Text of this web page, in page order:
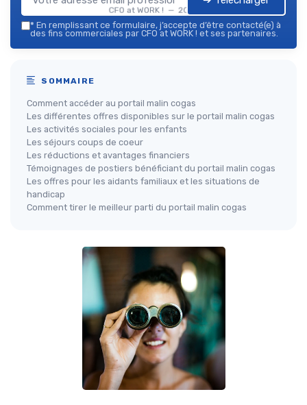
CFO at WORK ! — 2026
* En remplissant ce formulaire, j’accepte d’être contacté(e) à
des fins commerciales par CFO at WORK ! et ses partenaires.
SOMMAIRE
Comment accéder au portail malin cogas
Les différentes offres disponibles sur le portail malin cogas
Les activités sociales pour les enfants
Les séjours coups de coeur
Les réductions et avantages financiers
Témoignages de postiers bénéficiant du portail malin cogas
Les offres pour les aidants familiaux et les situations de
handicap
Comment tirer le meilleur parti du portail malin cogas